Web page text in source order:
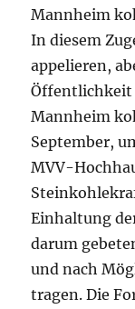
Mannheim
In diesem
appelieren,
Öffentlichkeit
Mannheim
September,
MVV-
Einhaltung
darum
und nach
tragen. Die